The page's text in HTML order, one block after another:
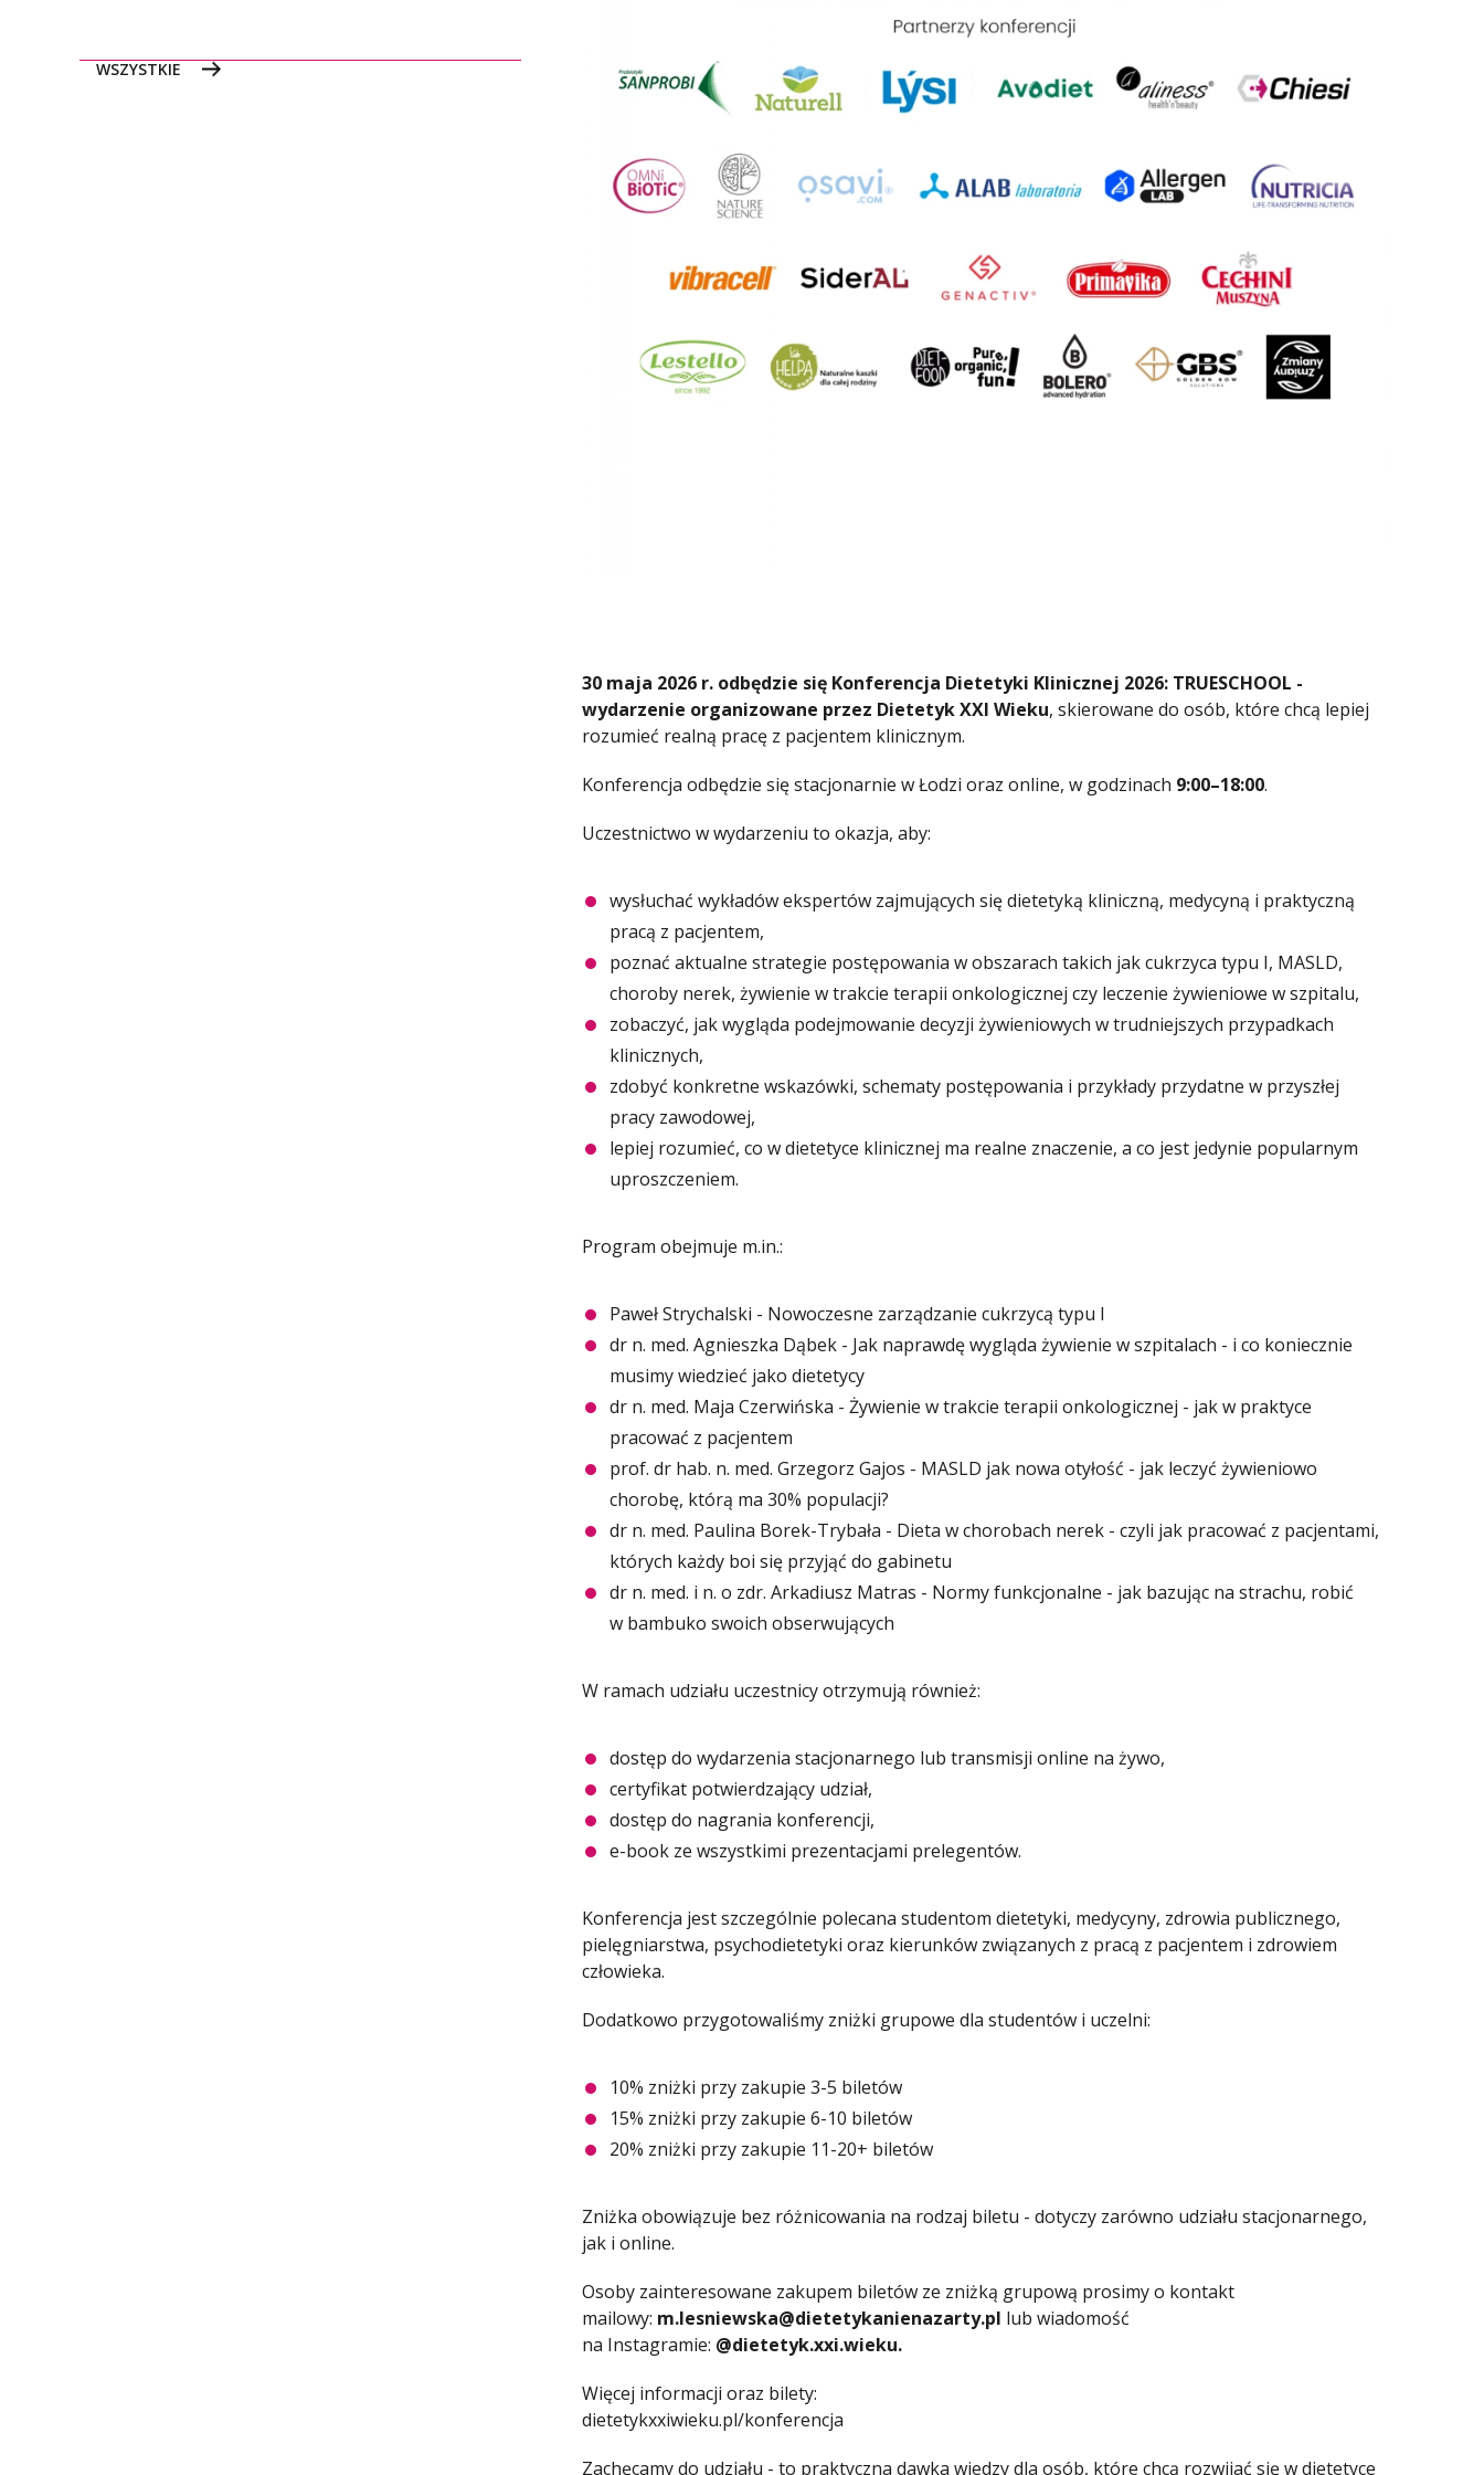
WSZYSTKIE
30 maja 2026 r. odbędzie się Konferencja Dietetyki Klinicznej 2026: TRUESCHOOL -
wydarzenie organizowane przez Dietetyk XXI Wieku, skierowane do osób, które chcą lepiej
rozumieć realną pracę z pacjentem klinicznym.
Konferencja odbędzie się stacjonarnie w Łodzi oraz online, w godzinach 9:00–18:00.
Uczestnictwo w wydarzeniu to okazja, aby:
wysłuchać wykładów ekspertów zajmujących się dietetyką kliniczną, medycyną i praktyczną
pracą z pacjentem,
poznać aktualne strategie postępowania w obszarach takich jak cukrzyca typu I, MASLD,
choroby nerek, żywienie w trakcie terapii onkologicznej czy leczenie żywieniowe w szpitalu,
zobaczyć, jak wygląda podejmowanie decyzji żywieniowych w trudniejszych przypadkach
klinicznych,
zdobyć konkretne wskazówki, schematy postępowania i przykłady przydatne w przyszłej
pracy zawodowej,
lepiej rozumieć, co w dietetyce klinicznej ma realne znaczenie, a co jest jedynie popularnym
uproszczeniem.
Program obejmuje m.in.:
Paweł Strychalski - Nowoczesne zarządzanie cukrzycą typu I
dr n. med. Agnieszka Dąbek - Jak naprawdę wygląda żywienie w szpitalach - i co koniecznie
musimy wiedzieć jako dietetycy
dr n. med. Maja Czerwińska - Żywienie w trakcie terapii onkologicznej - jak w praktyce
pracować z pacjentem
prof. dr hab. n. med. Grzegorz Gajos - MASLD jak nowa otyłość - jak leczyć żywieniowo
chorobę, którą ma 30% populacji?
dr n. med. Paulina Borek-Trybała - Dieta w chorobach nerek - czyli jak pracować z pacjentami,
których każdy boi się przyjąć do gabinetu
dr n. med. i n. o zdr. Arkadiusz Matras - Normy funkcjonalne - jak bazując na strachu, robić
w bambuko swoich obserwujących
W ramach udziału uczestnicy otrzymują również:
dostęp do wydarzenia stacjonarnego lub transmisji online na żywo,
certyfikat potwierdzający udział,
dostęp do nagrania konferencji,
e-book ze wszystkimi prezentacjami prelegentów.
Konferencja jest szczególnie polecana studentom dietetyki, medycyny, zdrowia publicznego,
pielęgniarstwa, psychodietetyki oraz kierunków związanych z pracą z pacjentem i zdrowiem
człowieka.
Dodatkowo przygotowaliśmy zniżki grupowe dla studentów i uczelni:
10% zniżki przy zakupie 3-5 biletów
15% zniżki przy zakupie 6-10 biletów
20% zniżki przy zakupie 11-20+ biletów
Zniżka obowiązuje bez różnicowania na rodzaj biletu - dotyczy zarówno udziału stacjonarnego,
jak i online.
Osoby zainteresowane zakupem biletów ze zniżką grupową prosimy o kontakt
mailowy: m.lesniewska@dietetykanienazarty.pl lub wiadomość
na Instagramie: @dietetyk.xxi.wieku.
Więcej informacji oraz bilety:
dietetykxxiwieku.pl/konferencja
Zachęcamy do udziału - to praktyczna dawka wiedzy dla osób, które chcą rozwijać się w dietetyce